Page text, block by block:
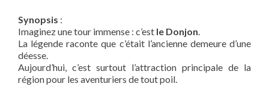
Synopsis :
Imaginez une tour immense : c’est le Donjon.
La légende raconte que c’était l’ancienne demeure d’une
déesse.
Aujourd’hui, c’est surtout l’attraction principale de la
région pour les aventuriers de tout poil.